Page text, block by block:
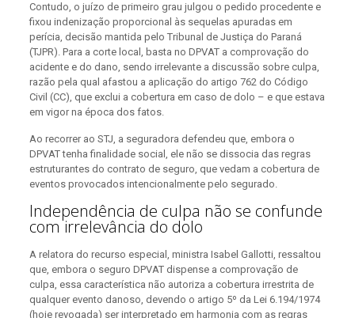
Contudo, o juízo de primeiro grau julgou o pedido procedente e
fixou indenização proporcional às sequelas apuradas em
perícia, decisão mantida pelo Tribunal de Justiça do Paraná
(TJPR). Para a corte local, basta no DPVAT a comprovação do
acidente e do dano, sendo irrelevante a discussão sobre culpa,
razão pela qual afastou a aplicação do artigo 762 do Código
Civil (CC), que exclui a cobertura em caso de dolo – e que estava
em vigor na época dos fatos.
Ao recorrer ao STJ, a seguradora defendeu que, embora o
DPVAT tenha finalidade social, ele não se dissocia das regras
estruturantes do contrato de seguro, que vedam a cobertura de
eventos provocados intencionalmente pelo segurado.
Independência de culpa não se confunde
com irrelevância do dolo
A relatora do recurso especial, ministra Isabel Gallotti, ressaltou
que, embora o seguro DPVAT dispense a comprovação de
culpa, essa característica não autoriza a cobertura irrestrita de
qualquer evento danoso, devendo o artigo 5º da Lei 6.194/1974
(hoje revogada) ser interpretado em harmonia com as regras